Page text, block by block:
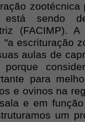
zootécnica
sendo
(FACIMP). A
escrituração
aulas de
porque
para
e ovinos na
e em
um